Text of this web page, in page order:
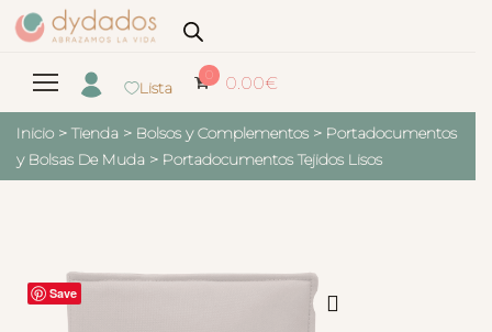
Lista
0 0.00€
Inicio > Tienda > Bolsos y Complementos > Portadocumentos
y Bolsas De Muda > Portadocumentos Tejidos Lisos
Save